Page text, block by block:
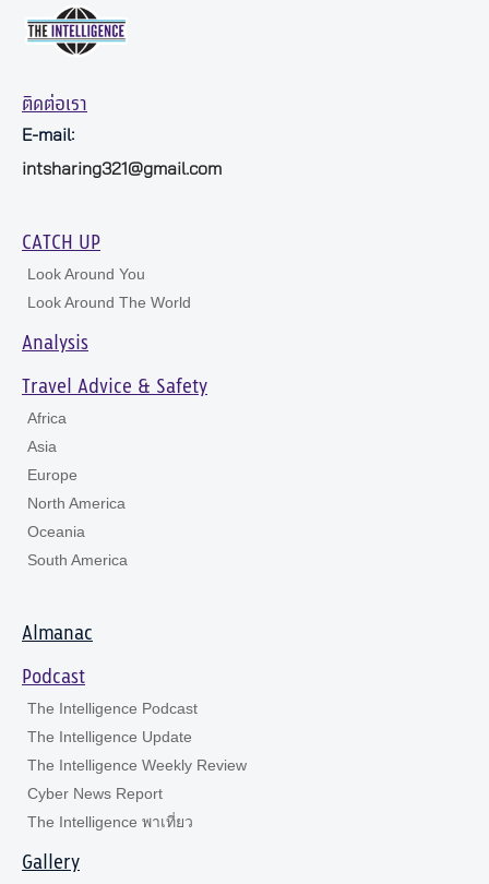
ติดต่อเรา
E-mail:
intsharing321@gmail.com
CATCH UP
Look Around You
Look Around The World
Analysis
Travel Advice & Safety
Africa
Asia
Europe
North America
Oceania
South America
Almanac
Podcast
The Intelligence Podcast
The Intelligence Update
The Intelligence Weekly Review
Cyber News Report
The Intelligence พาเที่ยว
Gallery